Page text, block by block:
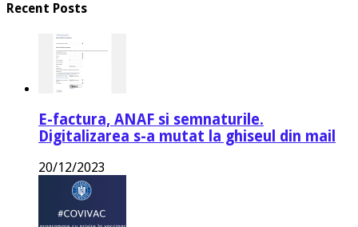
Recent Posts
E-factura, ANAF si semnaturile.
Digitalizarea s-a mutat la ghiseul din mail
20/12/2023